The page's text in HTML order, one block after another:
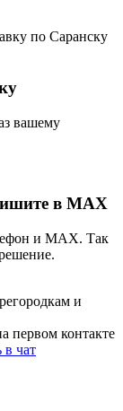
по Саранску
вашему
в MAX
и MAX. Так
и
первом контакте
чат